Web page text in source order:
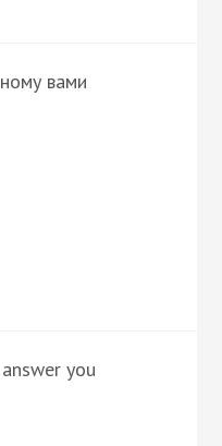
вами
you